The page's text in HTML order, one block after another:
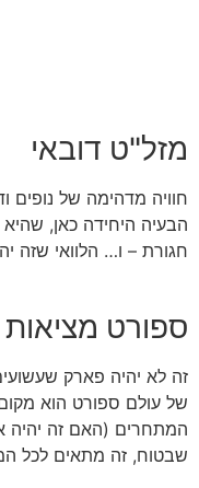
מזל"ט דובאי
חוויה מדהימה של נופים
הבעיה היחידה כאן,
חגורת – ו… הלוואי שזה
ספורט
זה לא יהיה פארק
של עולם ספורט הוא
המתחרים (האם זה יהיה
שבטוח, זה מתאים לכל